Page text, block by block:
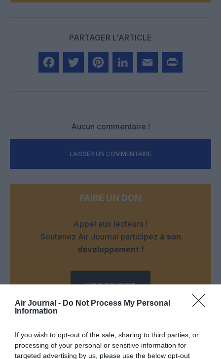
Air Journal - Do Not Process My Personal
Information
If you wish to opt-out of the sale, sharing to third parties, or
processing of your personal or sensitive information for
targeted advertising by us, please use the below opt-out
PARTAGER L'ARTICLE
Aucun commentaire !
LAISSER UN COMMENTAIRE
FAIRE UN DON
Appel aux lecteurs !
Soutenez Air Journal participez à son
développement !
NOUS SOUTENIR